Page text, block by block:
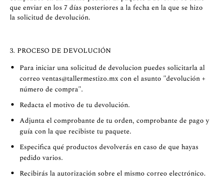
que enviar en los 7 días posteriores a la fecha en la que se hizo
la solicitud de devolución.
3. PROCESO DE DEVOLUCIÓN
Para iniciar una solicitud de devolucion puedes solicitarla al
correo ventas@tallermestizo.mxcon el asunto "devolución +
número de compra".
Redacta el motivo de tu devolución.
Adjunta el comprobante de tu orden, comprobante de pago y
guía con la que recibiste tu paquete.
Especifica qué productos devolverás en caso de que hayas
pedido varios.
Recibirás la autorización sobre el mismo correo electrónico.